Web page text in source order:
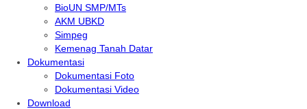
BioUN SMP/MTs
AKM UBKD
Simpeg
Kemenag Tanah Datar
Dokumentasi
Dokumentasi Foto
Dokumentasi Video
Download